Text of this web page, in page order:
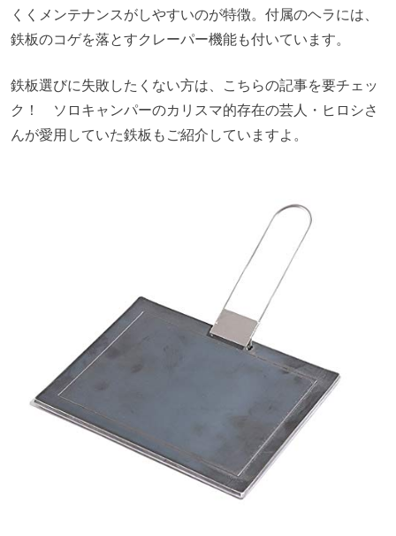
くくメンテナンスがしやすいのが特徴。付属のヘラには、
鉄板のコゲを落とすクレーパー機能も付いています。
鉄板選びに失敗したくない方は、こちらの記事を要チェッ
ク！ ソロキャンパーのカリスマ的存在の芸人・ヒロシさ
んが愛用していた鉄板もご紹介していますよ。